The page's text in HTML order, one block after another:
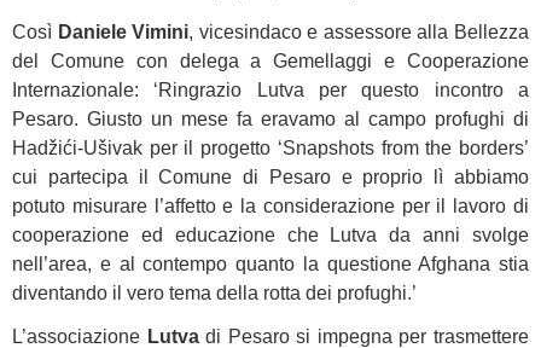
Così Daniele Vimini, vicesindaco e assessore alla Bellezza
del Comune con delega a Gemellaggi e Cooperazione
Internazionale: ‘Ringrazio Lutva per questo incontro a
Pesaro. Giusto un mese fa eravamo al campo profughi di
Hadžići-Ušivak per il progetto ‘Snapshots from the borders’
cui partecipa il Comune di Pesaro e proprio lì abbiamo
potuto misurare l’affetto e la considerazione per il lavoro di
cooperazione ed educazione che Lutva da anni svolge
nell’area, e al contempo quanto la questione Afghana stia
diventando il vero tema della rotta dei profughi.’
L’associazione Lutvadi Pesaro si impegna per trasmettere